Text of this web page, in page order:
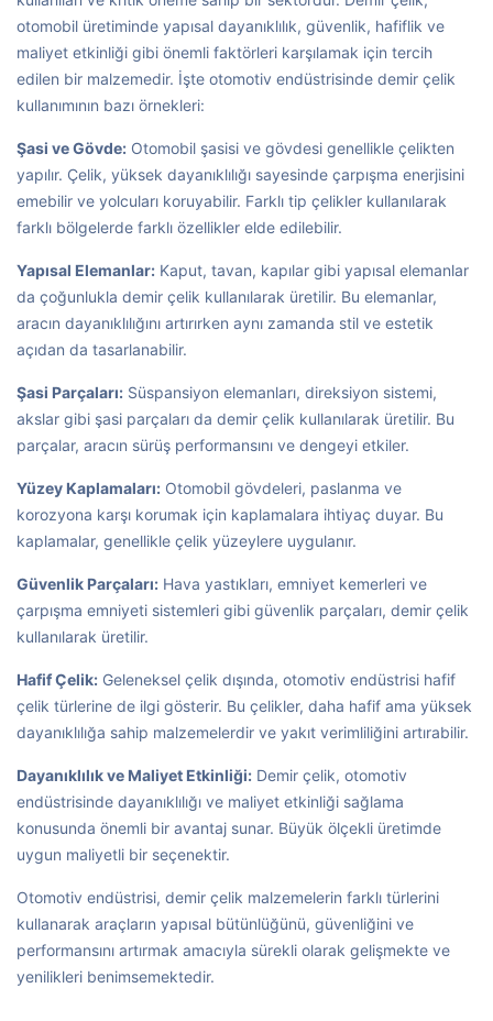
otomobil üretiminde yapısal dayanıklılık, güvenlik, hafiflik ve
maliyet etkinliği gibi önemli faktörleri karşılamak için tercih
edilen bir malzemedir. İşte otomotiv endüstrisinde demir çelik
kullanımının bazı örnekleri:
Şasi ve Gövde: Otomobil şasisi ve gövdesi genellikle çelikten
yapılır. Çelik, yüksek dayanıklılığı sayesinde çarpışma enerjisini
emebilir ve yolcuları koruyabilir. Farklı tip çelikler kullanılarak
farklı bölgelerde farklı özellikler elde edilebilir.
Yapısal Elemanlar: Kaput, tavan, kapılar gibi yapısal elemanlar
da çoğunlukla demir çelik kullanılarak üretilir. Bu elemanlar,
aracın dayanıklılığını artırırken aynı zamanda stil ve estetik
açıdan da tasarlanabilir.
Şasi Parçaları: Süspansiyon elemanları, direksiyon sistemi,
akslar gibi şasi parçaları da demir çelik kullanılarak üretilir. Bu
parçalar, aracın sürüş performansını ve dengeyi etkiler.
Yüzey Kaplamaları: Otomobil gövdeleri, paslanma ve
korozyona karşı korumak için kaplamalara ihtiyaç duyar. Bu
kaplamalar, genellikle çelik yüzeylere uygulanır.
Güvenlik Parçaları: Hava yastıkları, emniyet kemerleri ve
çarpışma emniyeti sistemleri gibi güvenlik parçaları, demir çelik
kullanılarak üretilir.
Hafif Çelik: Geleneksel çelik dışında, otomotiv endüstrisi hafif
çelik türlerine de ilgi gösterir. Bu çelikler, daha hafif ama yüksek
dayanıklılığa sahip malzemelerdir ve yakıt verimliliğini artırabilir.
Dayanıklılık ve Maliyet Etkinliği: Demir çelik, otomotiv
endüstrisinde dayanıklılığı ve maliyet etkinliği sağlama
konusunda önemli bir avantaj sunar. Büyük ölçekli üretimde
uygun maliyetli bir seçenektir.
Otomotiv endüstrisi, demir çelik malzemelerin farklı türlerini
kullanarak araçların yapısal bütünlüğünü, güvenliğini ve
performansını artırmak amacıyla sürekli olarak gelişmekte ve
yenilikleri benimsemektedir.